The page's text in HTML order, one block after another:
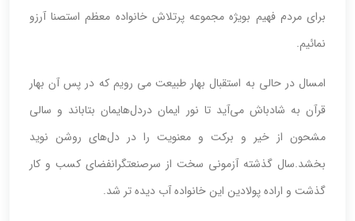
برای مردم فهیم بویژه مجموعه پرتلاش خانواده معظم استصنا آرزو
نمائیم.
امسال در حالی به استقبال بهار طبیعت می رویم که در پس آن بهار
قرآن به شادباش می‌آید تا نور ایمان دردل‌هایمان بتاباند و سالی
مشحون از خیر و برکت و معنویت را در دل‌های روشن نوید
بخشد.سال گذشته آزمونی سخت از سرصنعتگرانفضای کسب و کار
گذشت و اراده پولادین این خانواده آب دیده تر شد.